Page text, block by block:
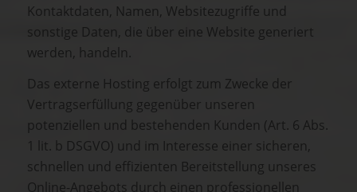
Kontaktdaten, Namen, Websitezugriffe und
sonstige Daten, die über eine Website generiert
werden, handeln.
Das externe Hosting erfolgt zum Zwecke der
Vertragserfüllung gegenüber unseren
potenziellen und bestehenden Kunden (Art. 6 Abs.
1 lit. b DSGVO) und im Interesse einer sicheren,
schnellen und effizienten Bereitstellung unseres
Online-Angebots durch einen professionellen